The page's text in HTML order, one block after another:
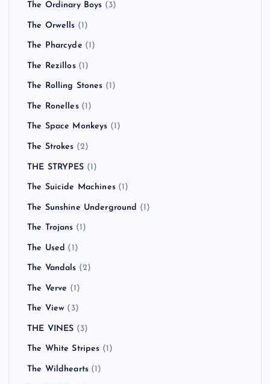
The Ordinary Boys (3)
The Orwells (1)
The Pharcyde (1)
The Rezillos(1)
The Rolling Stones (1)
The Ronelles(1)
The Space Monkeys (1)
The Strokes (2)
THE STRYPES (1)
The Suicide Machines(1)
The Sunshine Underground (1)
The Trojans (1)
The Used (1)
The Vandals (2)
The Verve (1)
The View (3)
THE VINES (3)
The White Stripes (1)
The Wildhearts (1)